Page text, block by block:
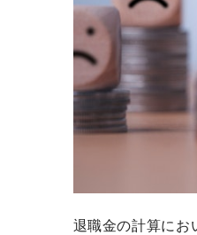
退職金の計算にお